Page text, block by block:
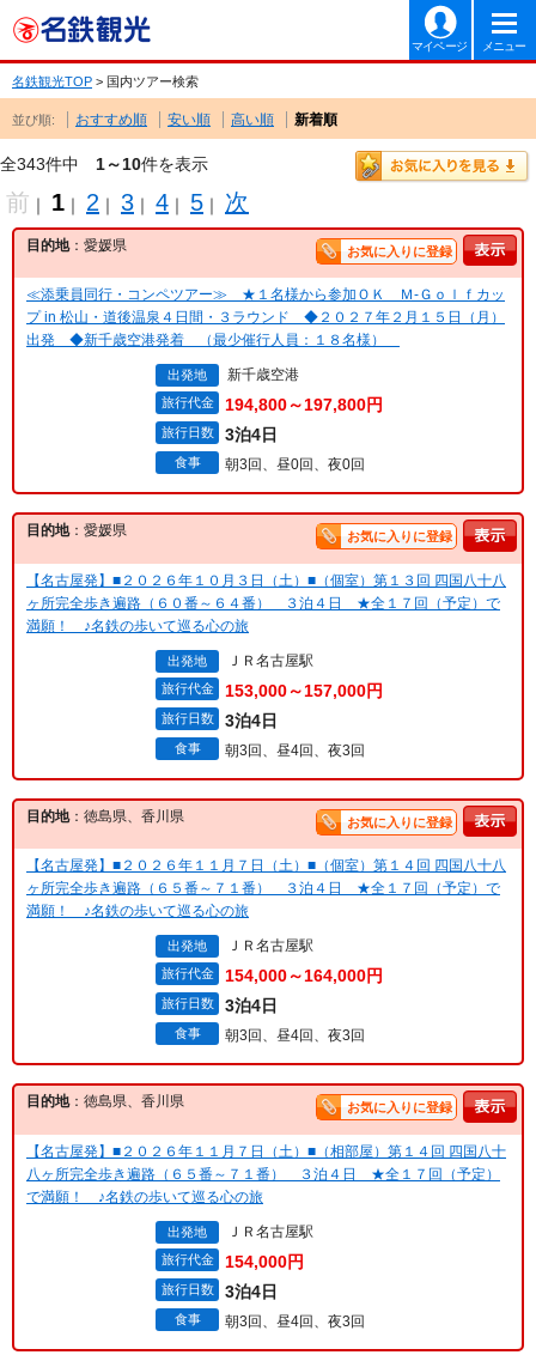
マイページ メニュー
名鉄観光TOP > 国内ツアー検索
並び順: おすすめ順 安い順 高い順 新着順
全343件中 1～10件を表示
前 ｜ 1 ｜ 2 ｜ 3 ｜ 4 ｜ 5 ｜ 次
目的地：愛媛県 お気に入りに登録
≪添乗員同行・コンペツアー≫ ★１名様から参加ＯＫ Ｍ‐Ｇｏｌｆカッ
プ in 松山・道後温泉４日間・３ラウンド ◆２０２７年２月１５日（月）
出発 ◆新千歳空港発着 （最少催行人員：１８名様）
出発地 新千歳空港
旅行代金 194,800～197,800円
旅行日数 3泊4日
食事 朝3回、昼0回、夜0回
目的地：愛媛県 お気に入りに登録
【名古屋発】■２０２６年１０月３日（土）■（個室）第１３回 四国八十八
ヶ所完全歩き遍路（６０番～６４番） ３泊４日 ★全１７回（予定）で
満願！ ♪名鉄の歩いて巡る心の旅
出発地 ＪＲ名古屋駅
旅行代金 153,000～157,000円
旅行日数 3泊4日
食事 朝3回、昼4回、夜3回
目的地：徳島県、香川県 お気に入りに登録
【名古屋発】■２０２６年１１月７日（土）■（個室）第１４回 四国八十八
ヶ所完全歩き遍路（６５番～７１番） ３泊４日 ★全１７回（予定）で
満願！ ♪名鉄の歩いて巡る心の旅
出発地 ＪＲ名古屋駅
旅行代金 154,000～164,000円
旅行日数 3泊4日
食事 朝3回、昼4回、夜3回
目的地：徳島県、香川県 お気に入りに登録
【名古屋発】■２０２６年１１月７日（土）■（相部屋）第１４回 四国八十
八ヶ所完全歩き遍路（６５番～７１番） ３泊４日 ★全１７回（予定）
で満願！ ♪名鉄の歩いて巡る心の旅
出発地 ＪＲ名古屋駅
旅行代金 154,000円
旅行日数 3泊4日
食事 朝3回、昼4回、夜3回